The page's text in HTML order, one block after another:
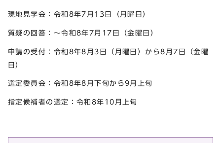
現地見学会：令和8年7月13日（月曜日）
質疑の回答：～令和8年7月17日（金曜日）
申請の受付：令和8年8月3日（月曜日）から8月7日（金曜
日）
選定委員会：令和8年8月下旬から9月上旬
指定候補者の選定：令和8年10月上旬